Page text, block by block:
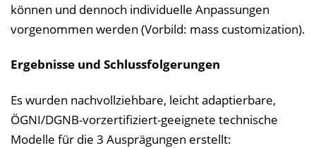
können und dennoch individuelle Anpassungen
vorgenommen werden (Vorbild: mass customization).
Ergebnisse und Schlussfolgerungen
Es wurden nachvollziehbare, leicht adaptierbare,
ÖGNI/DGNB-vorzertifiziert-geeignete technische
Modelle für die 3 Ausprägungen erstellt: